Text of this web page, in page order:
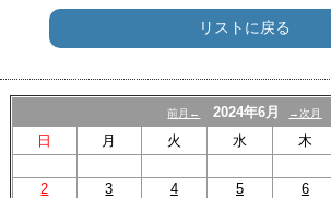
リストに戻る
前月← 2024年6月 →次月
日 月 火 水 木
2
3 4 5 6